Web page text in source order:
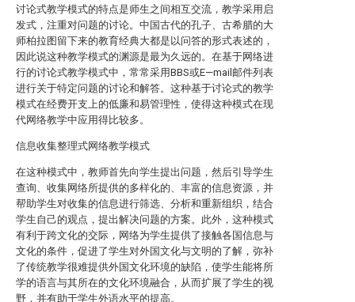
讨论式教学模式的特点是师生之间相互交流，教学采用启
发式，注重对问题的讨论。中国古代的孔子、古希腊的大
师柏拉图留下来的教育经典大都是以问答的形式表述的，
因此说这种教学模式的渊源是最为久远的。在基于网络进
行的讨论式教学模式中，常常采用BBS或E—mail邮件列表
进行关于特定问题的讨论和解答。这种基于讨论式的教学
模式在经费开支上的低廉和易管理性，使得这种模式在现
代网络教学中应用得比较多。
信息收集整理式网络教学模式
在这种模式中，教师首先向学生提出问题，然后引导学生
查询、收集网络所提供的多样化的、丰富的信息资源，并
帮助学生对收集的信息进行筛选、分析和重新组织，结合
学生自己的观点，提出解决问题的方案。此外，这种模式
有利于跨文化的交际，网络为学生提供了接触各国信息与
文化的条件，促进了学生对外国文化与文明的了解，弥补
了传统教学很难提供外国文化环境的缺陷，使学生能将所
学的语言与其所在的文化环境融合，从而扩展了学生的视
野，并有助于学生外语水平的提高。